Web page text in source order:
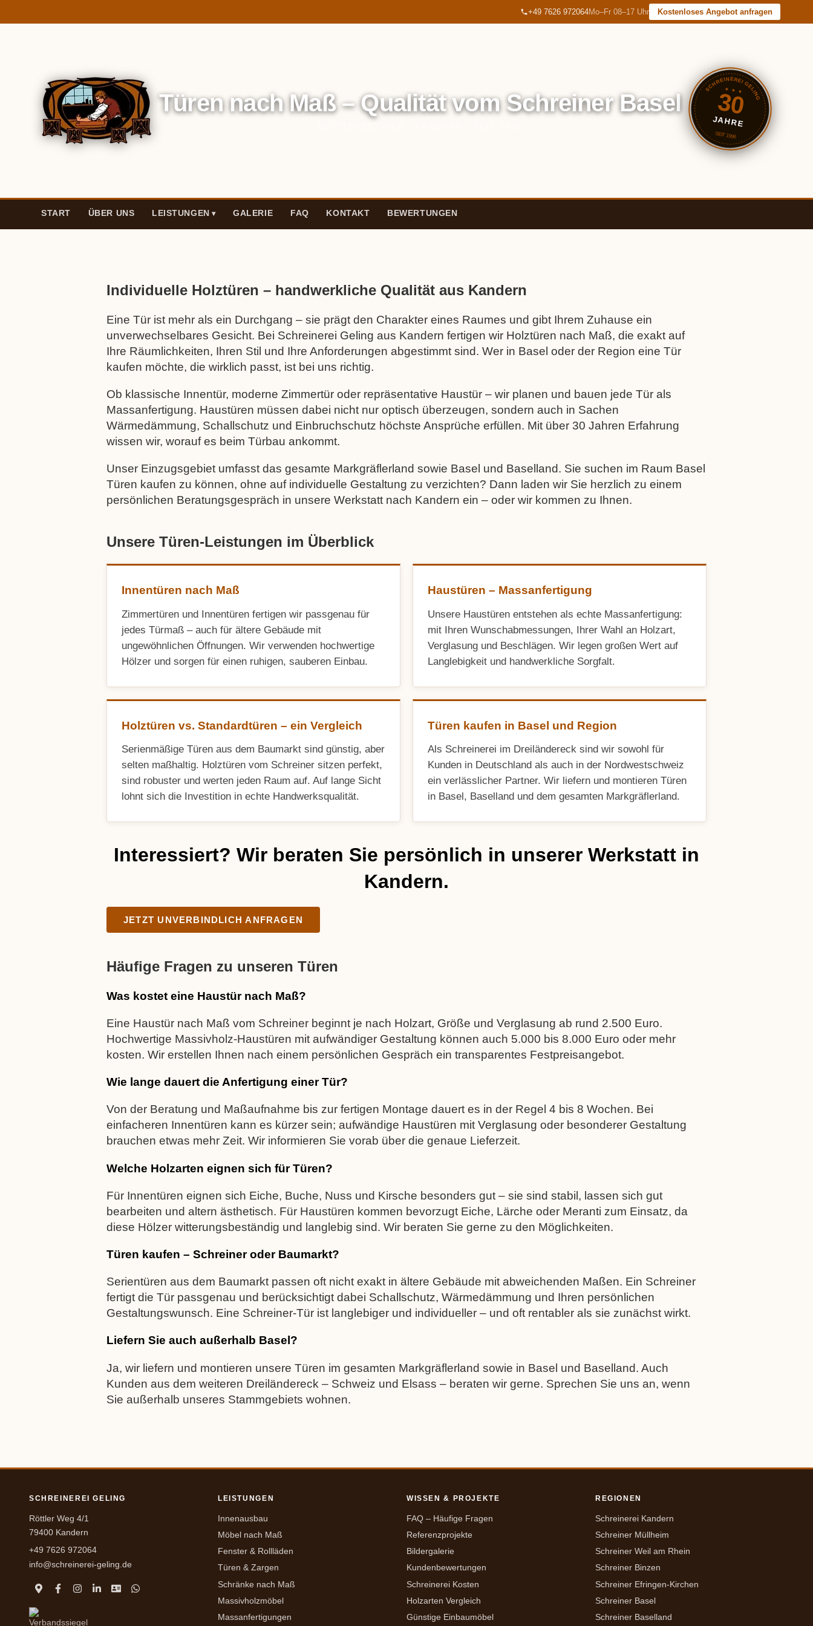
+49 7626 972064Mo–Fr 08–17 Uhr Kostenloses Angebot anfragen
Türen nach Maß – Qualität vom Schreiner Basel
SCHREINEREI GELING
✦ ✦ ✦
30
JAHRE
SEIT 1996
START ÜBER UNS LEISTUNGEN GALERIE FAQ KONTAKT BEWERTUNGEN
Individuelle Holztüren – handwerkliche Qualität aus Kandern
Eine Tür ist mehr als ein Durchgang – sie prägt den Charakter eines Raumes und gibt Ihrem Zuhause ein
unverwechselbares Gesicht. Bei Schreinerei Geling aus Kandern fertigen wir Holztüren nach Maß, die exakt auf
Ihre Räumlichkeiten, Ihren Stil und Ihre Anforderungen abgestimmt sind. Wer in Basel oder der Region eine Tür
kaufen möchte, die wirklich passt, ist bei uns richtig.
Ob klassische Innentür, moderne Zimmertür oder repräsentative Haustür – wir planen und bauen jede Tür als
Massanfertigung. Haustüren müssen dabei nicht nur optisch überzeugen, sondern auch in Sachen
Wärmedämmung, Schallschutz und Einbruchschutz höchste Ansprüche erfüllen. Mit über 30 Jahren Erfahrung
wissen wir, worauf es beim Türbau ankommt.
Unser Einzugsgebiet umfasst das gesamte Markgräflerland sowie Basel und Baselland. Sie suchen im Raum Basel
Türen kaufen zu können, ohne auf individuelle Gestaltung zu verzichten? Dann laden wir Sie herzlich zu einem
persönlichen Beratungsgespräch in unsere Werkstatt nach Kandern ein – oder wir kommen zu Ihnen.
Unsere Türen-Leistungen im Überblick
Innentüren nach Maß
Zimmertüren und Innentüren fertigen wir passgenau für
jedes Türmaß – auch für ältere Gebäude mit
ungewöhnlichen Öffnungen. Wir verwenden hochwertige
Hölzer und sorgen für einen ruhigen, sauberen Einbau.
Haustüren – Massanfertigung
Unsere Haustüren entstehen als echte Massanfertigung:
mit Ihren Wunschabmessungen, Ihrer Wahl an Holzart,
Verglasung und Beschlägen. Wir legen großen Wert auf
Langlebigkeit und handwerkliche Sorgfalt.
Holztüren vs. Standardtüren – ein Vergleich
Serienmäßige Türen aus dem Baumarkt sind günstig, aber
selten maßhaltig. Holztüren vom Schreiner sitzen perfekt,
sind robuster und werten jeden Raum auf. Auf lange Sicht
lohnt sich die Investition in echte Handwerksqualität.
Türen kaufen in Basel und Region
Als Schreinerei im Dreiländereck sind wir sowohl für
Kunden in Deutschland als auch in der Nordwestschweiz
ein verlässlicher Partner. Wir liefern und montieren Türen
in Basel, Baselland und dem gesamten Markgräflerland.
Interessiert? Wir beraten Sie persönlich in unserer Werkstatt in
Kandern.
JETZT UNVERBINDLICH ANFRAGEN
Häufige Fragen zu unseren Türen
Was kostet eine Haustür nach Maß?
Eine Haustür nach Maß vom Schreiner beginnt je nach Holzart, Größe und Verglasung ab rund 2.500 Euro.
Hochwertige Massivholz-Haustüren mit aufwändiger Gestaltung können auch 5.000 bis 8.000 Euro oder mehr
kosten. Wir erstellen Ihnen nach einem persönlichen Gespräch ein transparentes Festpreisangebot.
Wie lange dauert die Anfertigung einer Tür?
Von der Beratung und Maßaufnahme bis zur fertigen Montage dauert es in der Regel 4 bis 8 Wochen. Bei
einfacheren Innentüren kann es kürzer sein; aufwändige Haustüren mit Verglasung oder besonderer Gestaltung
brauchen etwas mehr Zeit. Wir informieren Sie vorab über die genaue Lieferzeit.
Welche Holzarten eignen sich für Türen?
Für Innentüren eignen sich Eiche, Buche, Nuss und Kirsche besonders gut – sie sind stabil, lassen sich gut
bearbeiten und altern ästhetisch. Für Haustüren kommen bevorzugt Eiche, Lärche oder Meranti zum Einsatz, da
diese Hölzer witterungsbeständig und langlebig sind. Wir beraten Sie gerne zu den Möglichkeiten.
Türen kaufen – Schreiner oder Baumarkt?
Serientüren aus dem Baumarkt passen oft nicht exakt in ältere Gebäude mit abweichenden Maßen. Ein Schreiner
fertigt die Tür passgenau und berücksichtigt dabei Schallschutz, Wärmedämmung und Ihren persönlichen
Gestaltungswunsch. Eine Schreiner-Tür ist langlebiger und individueller – und oft rentabler als sie zunächst wirkt.
Liefern Sie auch außerhalb Basel?
Ja, wir liefern und montieren unsere Türen im gesamten Markgräflerland sowie in Basel und Baselland. Auch
Kunden aus dem weiteren Dreiländereck – Schweiz und Elsass – beraten wir gerne. Sprechen Sie uns an, wenn
Sie außerhalb unseres Stammgebiets wohnen.
SCHREINEREI GELING
Röttler Weg 4/1
79400 Kandern
+49 7626 972064
info@schreinerei-geling.de
LEISTUNGEN
Innenausbau
Möbel nach Maß
Fenster & Rollläden
Türen & Zargen
Schränke nach Maß
Massivholzmöbel
Massanfertigungen
WISSEN & PROJEKTE
FAQ – Häufige Fragen
Referenzprojekte
Bildergalerie
Kundenbewertungen
Schreinerei Kosten
Holzarten Vergleich
Günstige Einbaumöbel
REGIONEN
Schreinerei Kandern
Schreiner Müllheim
Schreiner Weil am Rhein
Schreiner Binzen
Schreiner Efringen-Kirchen
Schreiner Basel
Schreiner Baselland